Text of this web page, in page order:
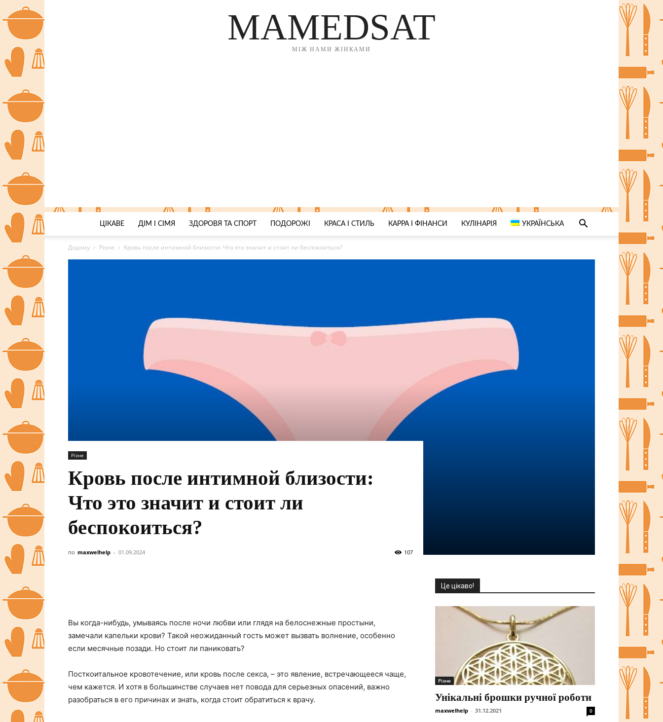
MAMEDSAT
МІЖ НАМИ ЖІНКАМИ
ЦІКАВЕ ДІМ І СІМЯ ЗДОРОВЯ ТА СПОРТ ПОДОРОЖІ КРАСА І СТИЛЬ КАРРА І ФІНАНСИ КУЛІНАРІЯ УКРАЇНСЬКА
Додому Різне Кровь после интимной близости: Что это значит и стоит ли беспокоиться?
Різне
Кровь после интимной близости:
Что это значит и стоит ли
беспокоиться?
по maxwelhelp - 01.09.2024 107
Вы когда-нибудь, умываясь после ночи любви или глядя на белоснежные простыни,
замечали капельки крови? Такой неожиданный гость может вызвать волнение, особенно
если месячные позади. Но стоит ли паниковать?
Посткоитальное кровотечение, или кровь после секса, – это явление, встречающееся чаще,
чем кажется. И хотя в большинстве случаев нет повода для серьезных опасений, важно
разобраться в его причинах и знать, когда стоит обратиться к врачу.
Це цікаво!
Різне
Унікальні брошки ручної роботи
maxwelhelp - 31.12.2021 0